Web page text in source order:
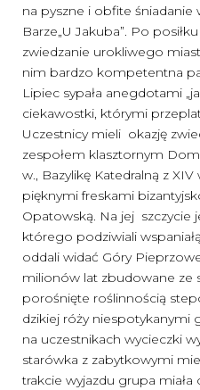
na pyszne i obfite śniadanie
Barze„U Jakuba”. Po
zwiedzanie urokliwego
nim bardzo kompetentna
Lipiec sypała anegdotami
ciekawostki, którymi
Uczestnicy mieli okazję
zespołem klasztornym
w., Bazylikę Katedralną z
pięknymi freskami
Opatowską. Na jej szczycie
którego podziwiali
oddali widać Góry
milionów lat zbudowane ze
porośnięte roślinnością
dzikiej róży niespotykanymi
na uczestnikach wycieczki
starówka z zabytkowymi
trakcie wyjazdu grupa